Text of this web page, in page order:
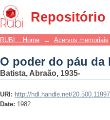
Repositório
O poder do páu
RUBI :: Home → Acervos memoriais
O poder do páu da
Batista, Abraão, 1935-
URI: http://hdl.handle.net/
Date: 1982